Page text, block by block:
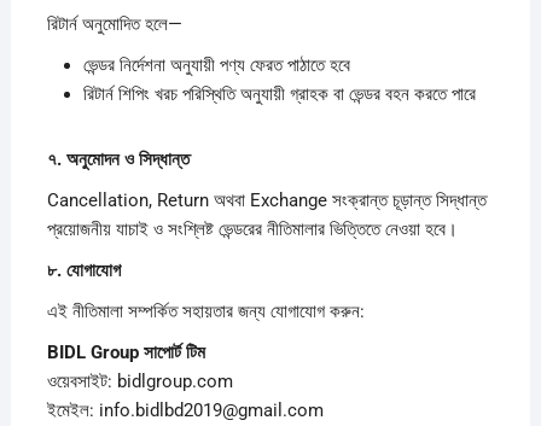
রিটার্ন অনুমোদিত হলে—
ভেন্ডর নির্দেশনা অনুযায়ী পণ্য ফেরত পাঠাতে হবে
রিটার্ন শিপিং খরচ পরিস্থিতি অনুযায়ী গ্রাহক বা ভেন্ডর বহন করতে পারে
৭. অনুমোদনওসিদ্ধান্ত
Cancellation, Return অথবা Exchange সংক্রান্ত চূড়ান্ত সিদ্ধান্ত
প্রয়োজনীয় যাচাই ও সংশ্লিষ্ট ভেন্ডরের নীতিমালার ভিত্তিতে নেওয়া হবে।
৮. যোগাযোগ
এই নীতিমালা সম্পর্কিত সহায়তার জন্য যোগাযোগ করুন:
BIDL Group সাপোর্টটিম
ওয়েবসাইট: bidlgroup.com
ইমেইল: info.bidlbd2019@gmail.com